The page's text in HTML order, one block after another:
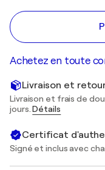
Achetez en toute
Livraison et
Livraison et frais de
jours.Détails
Certificat
Signé et inclus avec